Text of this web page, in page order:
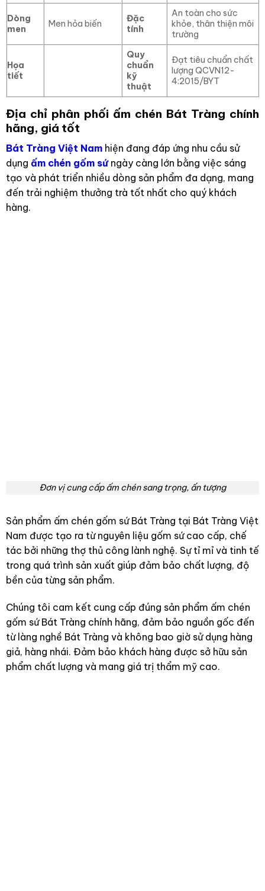
Dòng
men
Men hỏa biến
Đặc
tính
An toàn cho sức
khỏe, thân thiện môi
trường
Họa
tiết
Quy
chuẩn
kỹ
thuật
Đạt tiêu chuẩn chất
lượng QCVN12-
4:2015/BYT
Địa chỉ phân phối ấm chén Bát Tràng chính
hãng, giá tốt
Bát Tràng Việt Namhiện đang đáp ứng nhu cầu sử
dụng ấm chén gốm sứngày càng lớn bằng việc sáng
tạo và phát triển nhiều dòng sản phẩm đa dạng, mang
đến trải nghiệm thưởng trà tốt nhất cho quý khách
hàng.
Đơn vị cung cấp ấm chén sang trọng, ấn tượng
Sản phẩm ấm chén gốm sứ Bát Tràng tại Bát Tràng Việt
Nam được tạo ra từ nguyên liệu gốm sứ cao cấp, chế
tác bởi những thợ thủ công lành nghệ. Sự tỉ mỉ và tinh tế
trong quá trình sản xuất giúp đảm bảo chất lượng, độ
bền của từng sản phẩm.
Chúng tôi cam kết cung cấp đúng sản phẩm ấm chén
gốm sứ Bát Tràng chính hãng, đảm bảo nguồn gốc đến
từ làng nghề Bát Tràng và không bao giờ sử dụng hàng
giả, hàng nhái. Đảm bảo khách hàng được sở hữu sản
phẩm chất lượng và mang giá trị thẩm mỹ cao.